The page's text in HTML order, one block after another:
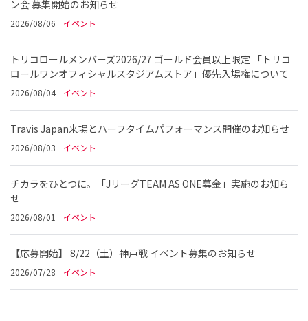
ン会 募集開始のお知らせ
2026/08/06 イベント
トリコロールメンバーズ2026/27 ゴールド会員以上限定 「トリコ
ロールワンオフィシャルスタジアムストア」優先入場権について
2026/08/04 イベント
Travis Japan来場とハーフタイムパフォーマンス開催のお知らせ
2026/08/03 イベント
チカラをひとつに。「JリーグTEAM AS ONE募金」実施のお知ら
せ
2026/08/01 イベント
【応募開始】 8/22（土）神戸戦 イベント募集のお知らせ
2026/07/28 イベント